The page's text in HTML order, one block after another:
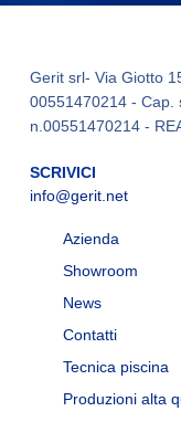
Gerit srl- Via Giotto
00551470214 - Cap.
n.00551470214 -
SCRIVICI
info@gerit.net
Azienda
Showroom
News
Contatti
Tecnica piscina
Produzioni alta